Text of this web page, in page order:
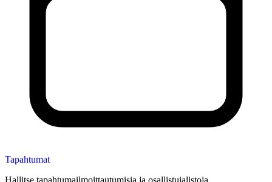
Tapahtumat
Hallitse tapahtumailmoittautumisia ja osallistujalistoja.